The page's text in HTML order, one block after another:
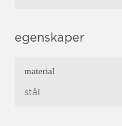
egenskaper
material
stål